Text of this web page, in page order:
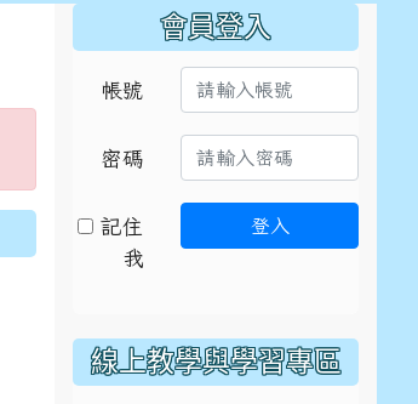
style=font-size: 1rem; background-
style=font-size: 1rem; background-
會員登入
帳號
密碼
記住
我
登入
線上教學與學習專區